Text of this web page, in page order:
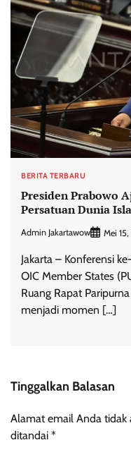
BERITA TERBARU
Presiden Prabowo
Persatuan Dunia
Admin Jakartawow Mei
Jakarta – Konferensi
OIC Member States
Ruang Rapat
menjadi momen […]
Tinggalkan Balasan
Alamat email Anda tidak
ditandai *